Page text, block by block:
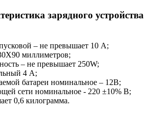
зарядного устройства
– не превышает 10 А;
миллиметров;
– не превышает 250W;
4 А;
батареи номинальное – 12В;
сети номинальное - 220 ±10% В;
0,6 килограмма.